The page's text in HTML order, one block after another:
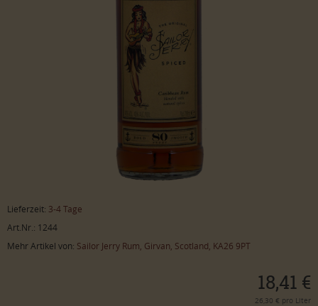
Lieferzeit: 3-4 Tage
Art.Nr.: 1244
Mehr Artikel von: Sailor Jerry Rum, Girvan, Scotland, KA26 9PT
18,41 €
26,30 € pro Liter